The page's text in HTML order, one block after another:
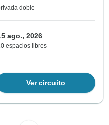
doble
ago., 2026
espacios libres
Ver circuito